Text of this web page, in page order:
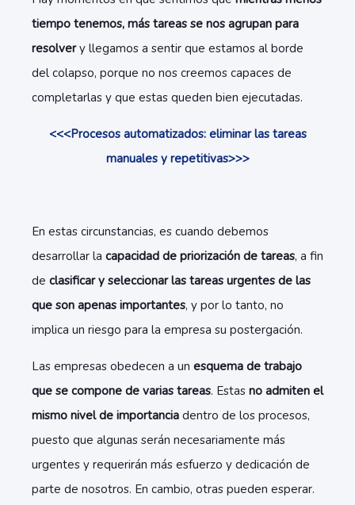
tiempo tenemos, más tareas se nos agrupan para
resolvery llegamos a sentir que estamos al borde
del colapso, porque no nos creemos capaces de
completarlas y que estas queden bien ejecutadas.
<<<Procesos automatizados: eliminar las tareas
manuales y repetitivas>>>
En estas circunstancias, es cuando debemos
desarrollar la capacidad de priorización de tareas, a fin
de clasificar y seleccionar las tareas urgentes de las
que son apenas importantes, y por lo tanto, no
implica un riesgo para la empresa su postergación.
Las empresas obedecen a un esquema de trabajo
que se compone de varias tareas. Estas no admiten el
mismo nivel de importancia dentro de los procesos,
puesto que algunas serán necesariamente más
urgentes y requerirán más esfuerzo y dedicación de
parte de nosotros. En cambio, otras pueden esperar.